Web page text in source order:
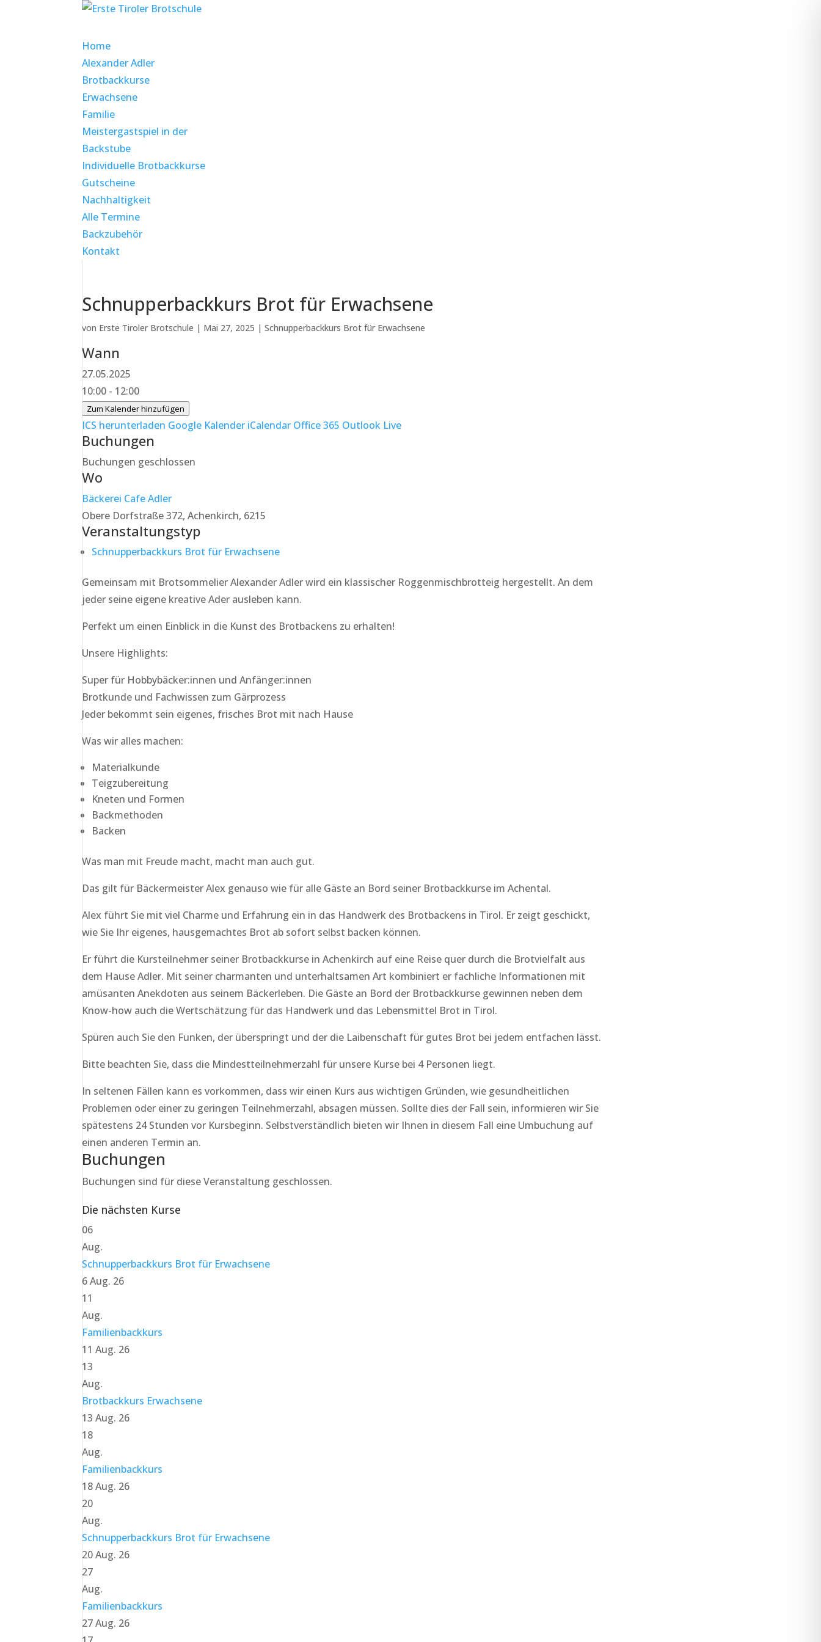
Home
Alexander Adler
Brotbackkurse
Erwachsene
Familie
Meistergastspiel in der
Backstube
Individuelle Brotbackkurse
Gutscheine
Nachhaltigkeit
Alle Termine
Backzubehör
Kontakt
Schnupperbackkurs Brot für Erwachsene
von Erste Tiroler Brotschule | Mai 27, 2025 |Schnupperbackkurs Brot für Erwachsene
Wann
27.05.2025
10:00 - 12:00
Zum Kalender hinzufügen
ICS herunterladen Google Kalender iCalendar Office 365 Outlook Live
Buchungen
Buchungen geschlossen
Wo
Bäckerei Cafe Adler
Obere Dorfstraße 372, Achenkirch, 6215
Veranstaltungstyp
Schnupperbackkurs Brot für Erwachsene
Gemeinsam mit Brotsommelier Alexander Adler wird ein klassischer Roggenmischbrotteig hergestellt. An dem
jeder seine eigene kreative Ader ausleben kann.
Perfekt um einen Einblick in die Kunst des Brotbackens zu erhalten!
Unsere Highlights:
Super für Hobbybäcker:innen und Anfänger:innen
Brotkunde und Fachwissen zum Gärprozess
Jeder bekommt sein eigenes, frisches Brot mit nach Hause
Was wir alles machen:
Materialkunde
Teigzubereitung
Kneten und Formen
Backmethoden
Backen
Was man mit Freude macht, macht man auch gut.
Das gilt für Bäckermeister Alex genauso wie für alle Gäste an Bord seiner Brotbackkurse im Achental.
Alex führt Sie mit viel Charme und Erfahrung ein in das Handwerk des Brotbackens in Tirol. Er zeigt geschickt,
wie Sie Ihr eigenes, hausgemachtes Brot ab sofort selbst backen können.
Er führt die Kursteilnehmer seiner Brotbackkurse in Achenkirch auf eine Reise quer durch die Brotvielfalt aus
dem Hause Adler. Mit seiner charmanten und unterhaltsamen Art kombiniert er fachliche Informationen mit
amüsanten Anekdoten aus seinem Bäckerleben. Die Gäste an Bord der Brotbackkurse gewinnen neben dem
Know-how auch die Wertschätzung für das Handwerk und das Lebensmittel Brot in Tirol.
Spüren auch Sie den Funken, der überspringt und der die Laibenschaft für gutes Brot bei jedem entfachen lässt.
Bitte beachten Sie, dass die Mindestteilnehmerzahl für unsere Kurse bei 4 Personen liegt.
In seltenen Fällen kann es vorkommen, dass wir einen Kurs aus wichtigen Gründen, wie gesundheitlichen
Problemen oder einer zu geringen Teilnehmerzahl, absagen müssen. Sollte dies der Fall sein, informieren wir Sie
spätestens 24 Stunden vor Kursbeginn. Selbstverständlich bieten wir Ihnen in diesem Fall eine Umbuchung auf
einen anderen Termin an.
Buchungen
Buchungen sind für diese Veranstaltung geschlossen.
Die nächsten Kurse
06
Aug.
Schnupperbackkurs Brot für Erwachsene
6 Aug. 26
11
Aug.
Familienbackkurs
11 Aug. 26
13
Aug.
Brotbackkurs Erwachsene
13 Aug. 26
18
Aug.
Familienbackkurs
18 Aug. 26
20
Aug.
Schnupperbackkurs Brot für Erwachsene
20 Aug. 26
27
Aug.
Familienbackkurs
27 Aug. 26